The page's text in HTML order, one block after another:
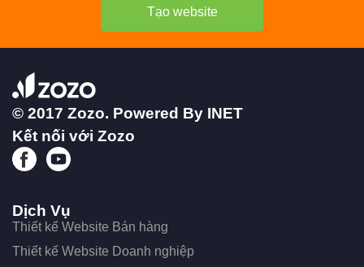
Tạo website
© 2017 Zozo. Powered By INET
Kết nối với Zozo
Dịch Vụ
Thiết kế Website Bán hàng
Thiết kế Website Doanh nghiệp